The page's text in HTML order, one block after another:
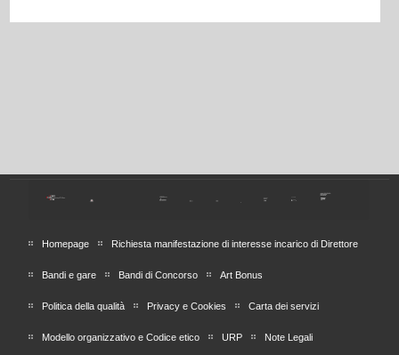
Homepage Richiesta manifestazione di interesse incarico di Direttore
Bandi e gare Bandi di Concorso Art Bonus
Politica della qualità Privacy e Cookies Carta dei servizi
Modello organizzativo e Codice etico URP Note Legali